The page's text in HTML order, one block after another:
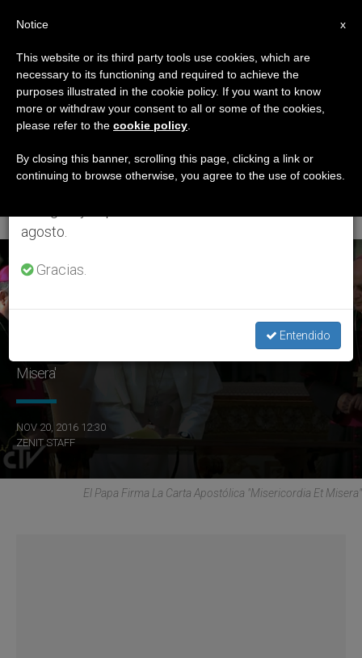
ETIQUETA
Posts Tagged ‘el Papa
Firma La Carta
Apostólica’
ÚLTIMAS NOTICIAS
El Santo Padre firma la carta apostólica 'Misericordia e
Misera'
NOV 20, 2016 12:30
ZENIT STAFF
El Papa Firma La Carta Apostólica "Misericordia Et Misera"
×
Aviso importante
Del 27 de julio al 7 de agosto haremos la pausa
anual, aprovechando que en el periodo de verano
se generan menos informaciones y también el
agosto.
Gracias.
Entendido
x
Notice
This website or its third party tools use cookies, which are
necessary to its functioning and required to achieve the
purposes illustrated in the cookie policy. If you want to know
more or withdraw your consent to all or some of the cookies,
please refer to the cookie policy
By closing this banner, scrolling this page, clicking a link or
continuing to browse otherwise, you agree to the use of cookies.